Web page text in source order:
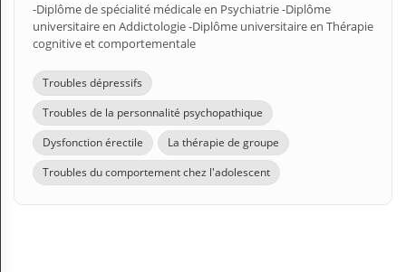
-Diplôme de spécialité médicale en Psychiatrie -Diplôme
universitaire en Addictologie -Diplôme universitaire en Thérapie
cognitive et comportementale
Troubles dépressifs
Troubles de la personnalité psychopathique
Dysfonction érectile
La thérapie de groupe
Troubles du comportement chez l'adolescent